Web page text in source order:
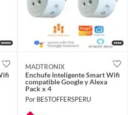
MADTRONIX
Enchufe Inteligente Smart Wifi
compatible Google y Alexa
Pack x 4
Por BESTOFFERSPERU